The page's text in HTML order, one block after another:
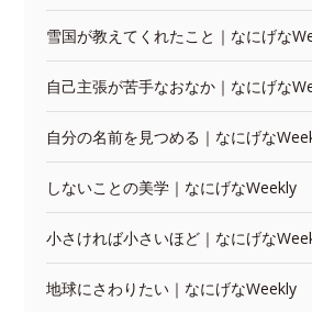
雪国が教えてくれたこと｜なにげな
自己主張が苦手なおなか｜なにげな
自分の名前を見つめる｜なにげな
しないことの美学｜なにげなWeekly
小さければ小さいほど｜なにげな
地球にさわりたい｜なにげなWeekly